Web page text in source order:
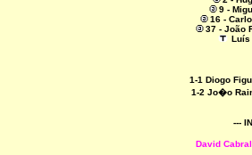
9 -
16 -
37 - João
Luís
1-1 Diogo
1-2 Jo�o
---
David